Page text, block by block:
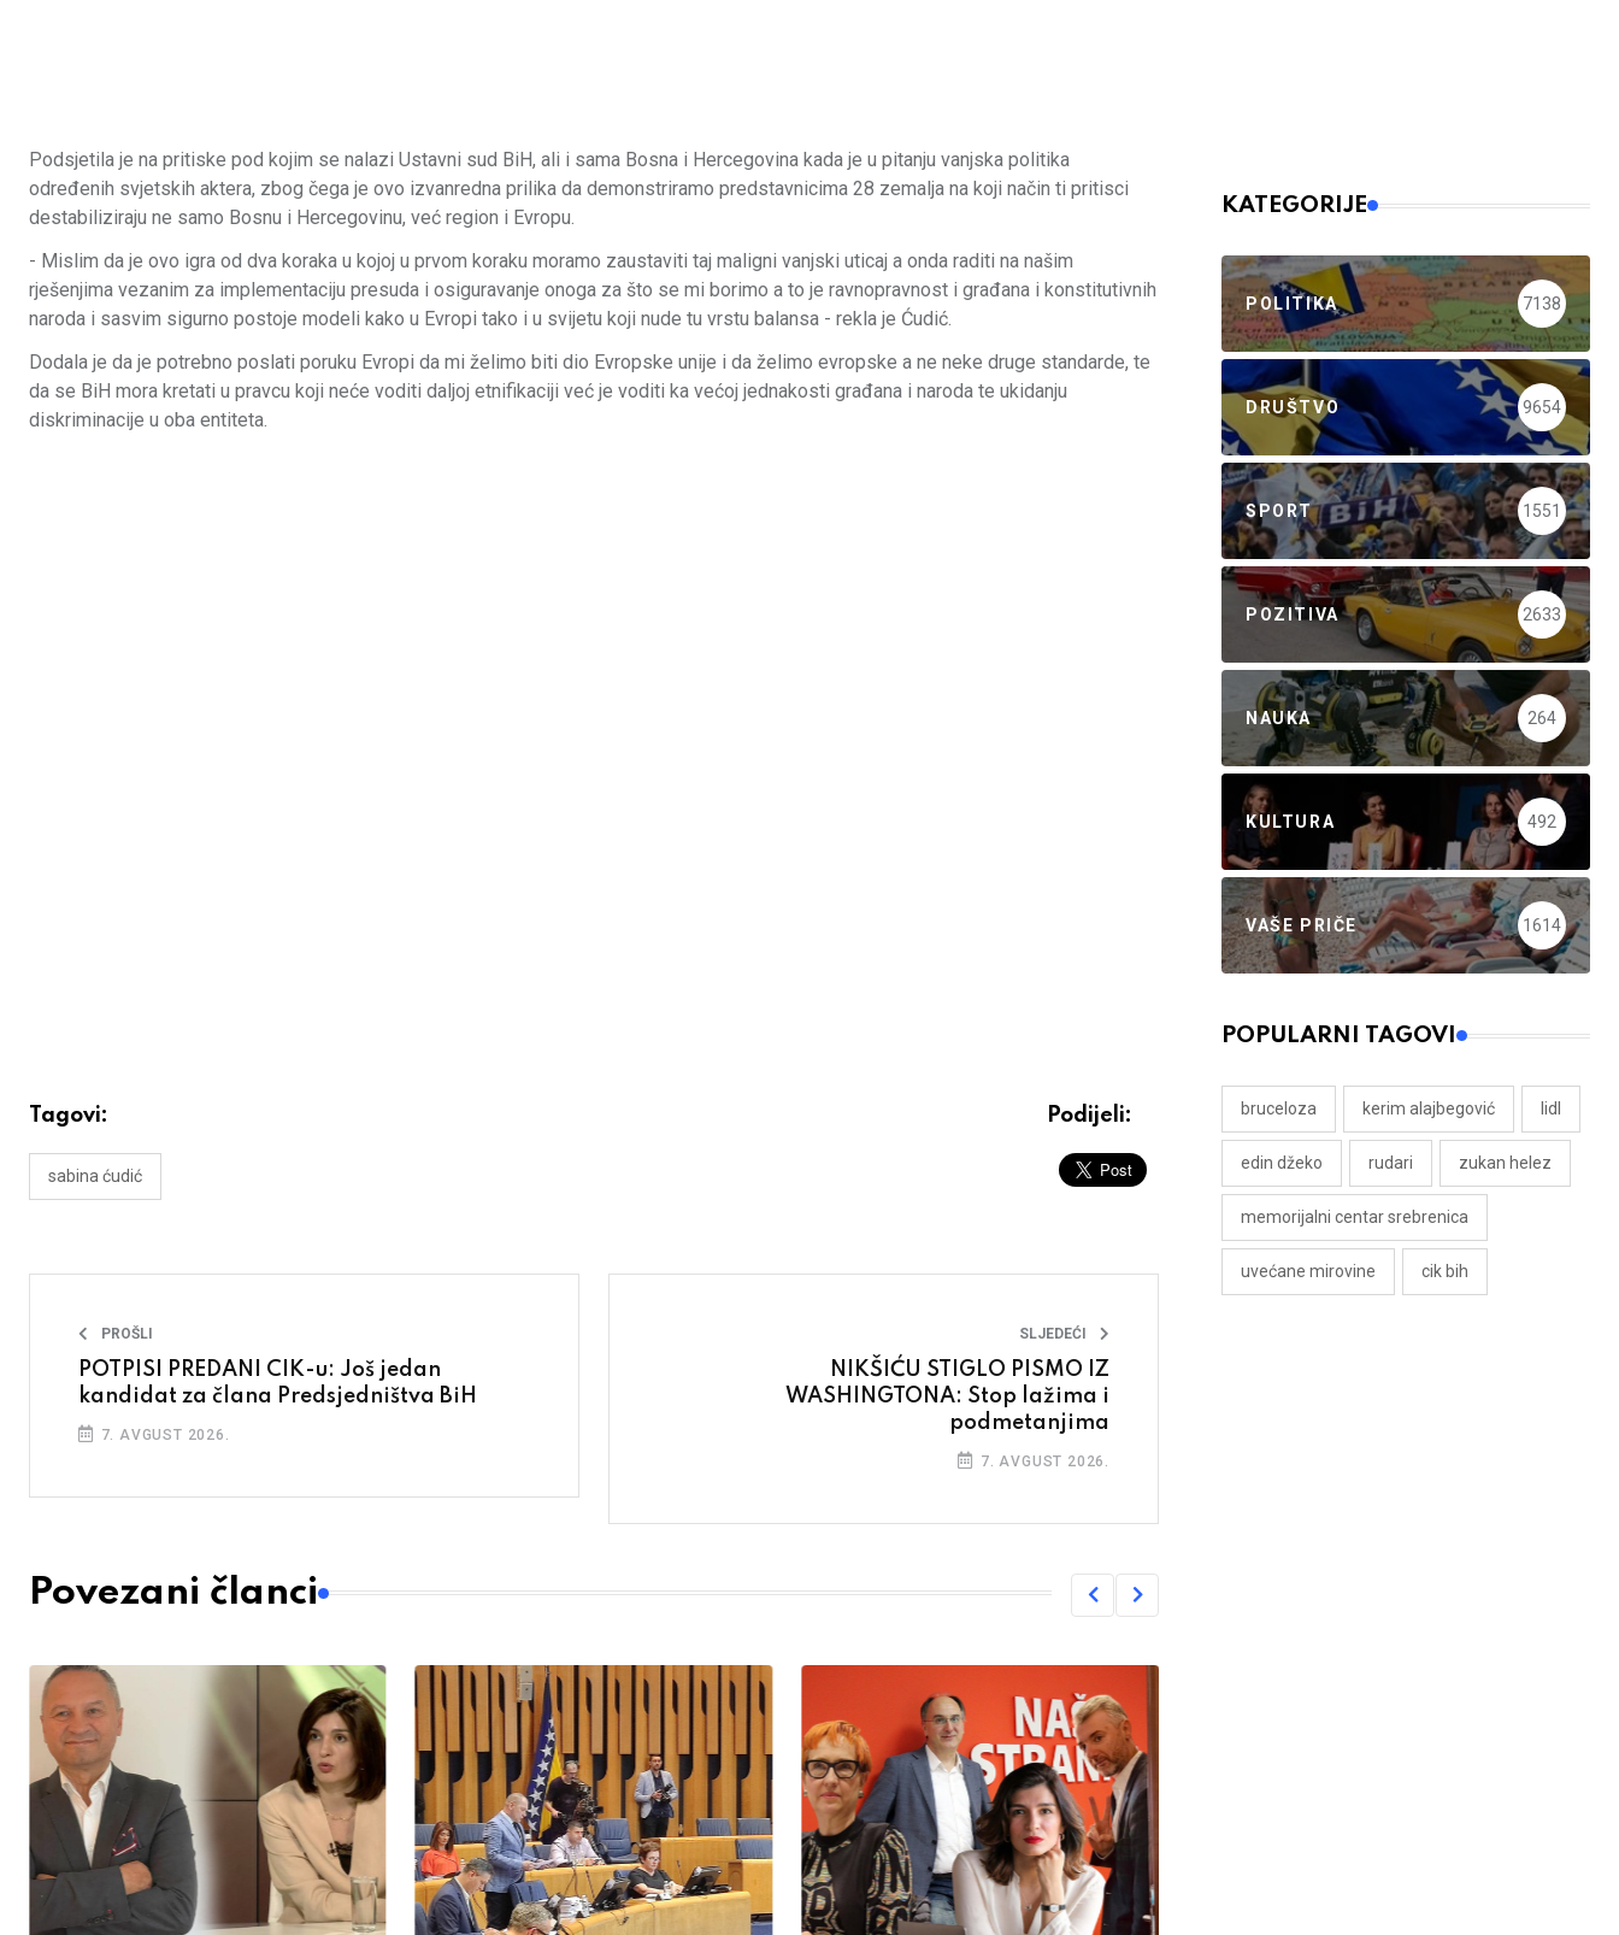
Podsjetila je na pritiske pod kojim se nalazi Ustavni sud BiH, ali i sama Bosna i Hercegovina kada je u pitanju vanjska politika
određenih svjetskih aktera, zbog čega je ovo izvanredna prilika da demonstriramo predstavnicima 28 zemalja na koji način ti pritisci
destabiliziraju ne samo Bosnu i Hercegovinu, već region i Evropu.
- Mislim da je ovo igra od dva koraka u kojoj u prvom koraku moramo zaustaviti taj maligni vanjski uticaj a onda raditi na našim
rješenjima vezanim za implementaciju presuda i osiguravanje onoga za što se mi borimo a to je ravnopravnost i građana i konstitutivnih
naroda i sasvim sigurno postoje modeli kako u Evropi tako i u svijetu koji nude tu vrstu balansa - rekla je Ćudić.
Dodala je da je potrebno poslati poruku Evropi da mi želimo biti dio Evropske unije i da želimo evropske a ne neke druge standarde, te
da se BiH mora kretati u pravcu koji neće voditi daljoj etnifikaciji već je voditi ka većoj jednakosti građana i naroda te ukidanju
diskriminacije u oba entiteta.
Tagovi:
sabina ćudić
Podijeli:
PROŠLI
POTPISI PREDANI CIK-u: Još jedan
kandidat za člana Predsjedništva BiH
7. AVGUST 2026.
SLJEDEĆI
NIKŠIĆU STIGLO PISMO IZ
WASHINGTONA: Stop lažima i
podmetanjima
7. AVGUST 2026.
Povezani članci
KATEGORIJE
POLITIKA 7138
DRUŠTVO 9654
SPORT 1551
POZITIVA 2633
NAUKA 264
KULTURA 492
VAŠE PRIČE 1614
POPULARNI TAGOVI
bruceloza kerim alajbegović lidl
edin džeko rudari zukan helez
memorijalni centar srebrenica
uvećane mirovine cik bih